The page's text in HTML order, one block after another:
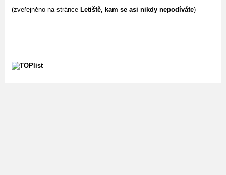
(zveřejněno na stránce Letiště, kam se asi nikdy nepodíváte)